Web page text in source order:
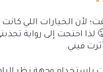
لأن الخيارات اللي
لذا احتجت إلى رواية
فيني.